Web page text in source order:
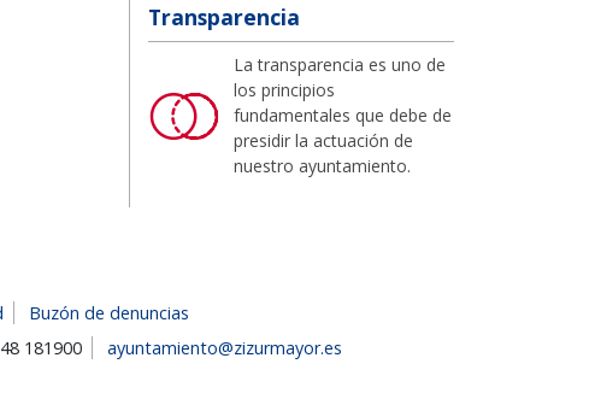
Transparencia
La transparencia es uno de
los principios
fundamentales que debe de
presidir la actuación de
nuestro ayuntamiento.
Buzón de denuncias
181900 ayuntamiento@zizurmayor.es